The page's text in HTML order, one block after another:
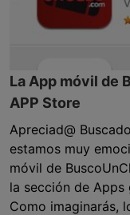
La App móvil de
APP Store
Apreciad@
estamos muy
móvil de
la sección de
Como imaginarás,